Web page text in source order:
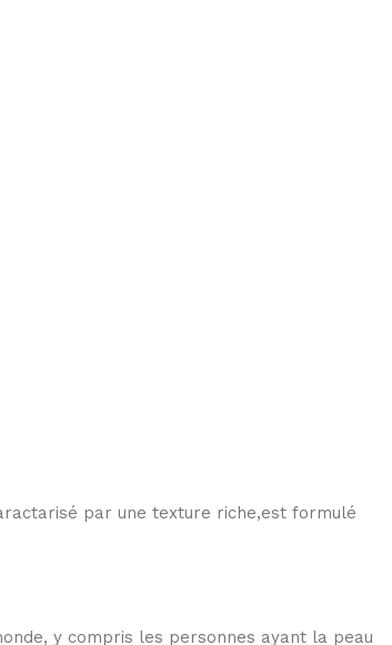
par une texture riche,est formulé
y compris les personnes ayant la peau